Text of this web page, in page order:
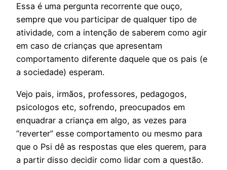
Essa é uma pergunta recorrente que ouço,
sempre que vou participar de qualquer tipo de
atividade, com a intenção de saberem como agir
em caso de crianças que apresentam
comportamento diferente daquele que os pais (e
a sociedade) esperam.
Vejo pais, irmãos, professores, pedagogos,
psicologos etc, sofrendo, preocupados em
enquadrar a criança em algo, as vezes para
”reverter” esse comportamento ou mesmo para
que o Psi dê as respostas que eles querem, para
a partir disso decidir como lidar com a questão.